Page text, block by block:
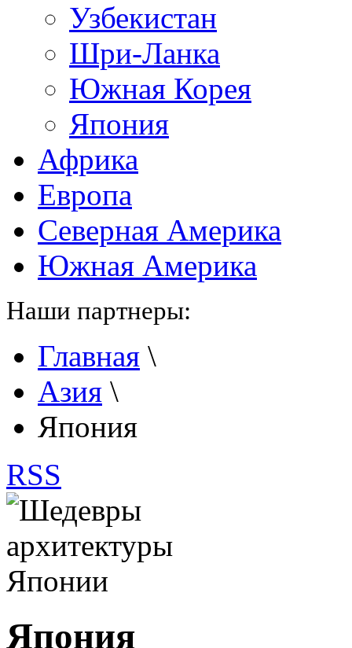
Узбекистан
Шри-Ланка
Южная Корея
Япония
Африка
Европа
Северная Америка
Южная Америка
Наши партнеры:
Главная \
Азия \
Япония
RSS
Япония